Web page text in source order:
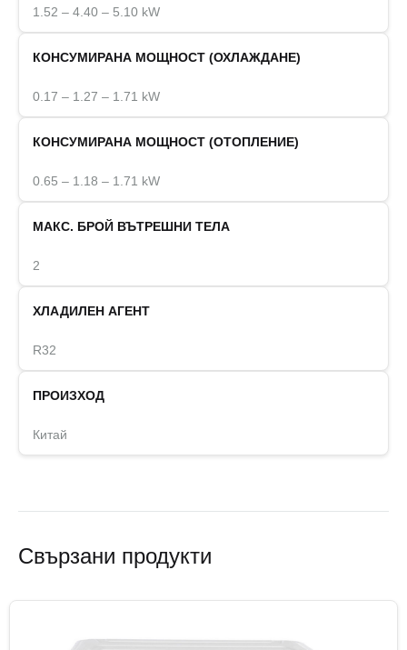
1.52 – 4.40 – 5.10 kW
КОНСУМИРАНА МОЩНОСТ (ОХЛАЖДАНЕ)
0.17 – 1.27 – 1.71 kW
КОНСУМИРАНА МОЩНОСТ (ОТОПЛЕНИЕ)
0.65 – 1.18 – 1.71 kW
МАКС. БРОЙ ВЪТРЕШНИ ТЕЛА
2
ХЛАДИЛЕН АГЕНТ
R32
ПРОИЗХОД
Китай
Свързани продукти